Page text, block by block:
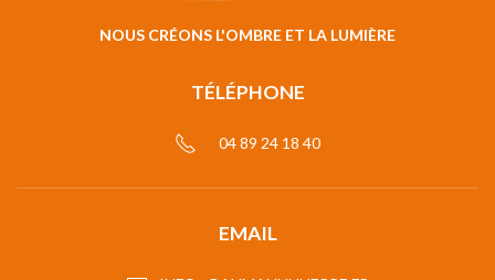
NOUS CRÉONS L'OMBRE ET LA LUMIÈRE
TÉLÉPHONE
04 89 24 18 40
EMAIL